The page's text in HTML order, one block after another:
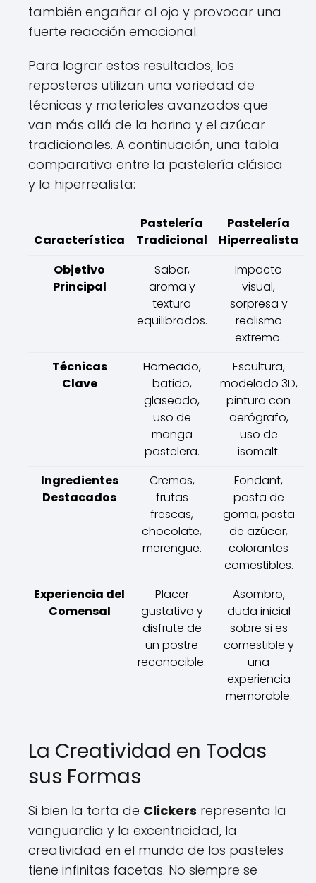
también engañar al ojo y provocar una
fuerte reacción emocional.
Para lograr estos resultados, los
reposteros utilizan una variedad de
técnicas y materiales avanzados que
van más allá de la harina y el azúcar
tradicionales. A continuación, una tabla
comparativa entre la pastelería clásica
y la hiperrealista:
Característica
Pastelería
Tradicional
Pastelería
Hiperrealista
Objetivo
Principal
Sabor,
aroma y
textura
equilibrados.
Impacto
visual,
sorpresa y
realismo
extremo.
Técnicas
Clave
Horneado,
batido,
glaseado,
uso de
manga
pastelera.
Escultura,
modelado 3D,
pintura con
aerógrafo,
uso de
isomalt.
Ingredientes
Destacados
Cremas,
frutas
frescas,
chocolate,
merengue.
Fondant,
pasta de
goma, pasta
de azúcar,
colorantes
comestibles.
Experiencia del
Comensal
Placer
gustativo y
disfrute de
un postre
reconocible.
Asombro,
duda inicial
sobre si es
comestible y
una
experiencia
memorable.
La Creatividad en Todas
sus Formas
Si bien la torta de Clickers representa la
vanguardia y la excentricidad, la
creatividad en el mundo de los pasteles
tiene infinitas facetas. No siempre se